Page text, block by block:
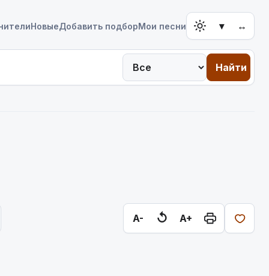
НовыеДобавить подборМои песни ▾ ↔
Найти
A- ↺ A+